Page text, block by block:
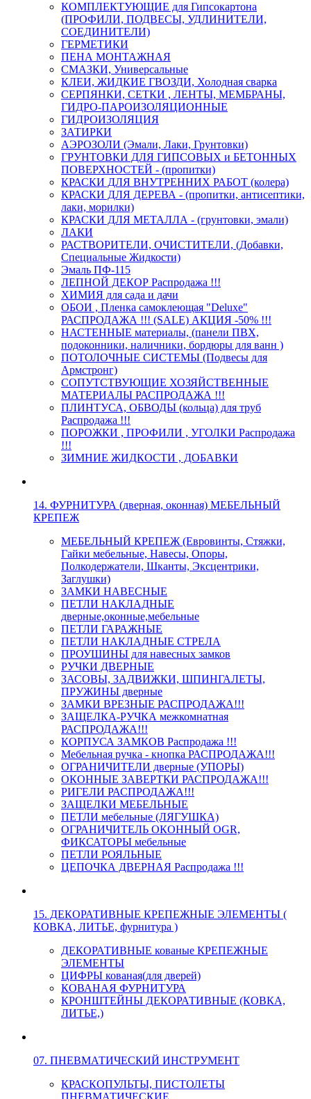
КОМПЛЕКТУЮЩИЕ для Гипсокартона
(ПРОФИЛИ, ПОДВЕСЫ, УДЛИНИТЕЛИ,
СОЕДИНИТЕЛИ)
ГЕРМЕТИКИ
ПЕНА МОНТАЖНАЯ
СМАЗКИ, Универсальные
КЛЕИ, ЖИДКИЕ ГВОЗДИ, Холодная сварка
СЕРПЯНКИ, СЕТКИ , ЛЕНТЫ, МЕМБРАНЫ,
ГИДРО-ПАРОИЗОЛЯЦИОННЫЕ
ГИДРОИЗОЛЯЦИЯ
ЗАТИРКИ
АЭРОЗОЛИ (Эмали, Лаки, Грунтовки)
ГРУНТОВКИ ДЛЯ ГИПСОВЫХ и БЕТОННЫХ
ПОВЕРХНОСТЕЙ - (пропитки)
КРАСКИ ДЛЯ ВНУТРЕННИХ РАБОТ (колера)
КРАСКИ ДЛЯ ДЕРЕВА - (пропитки, антисептики,
лаки, морилки)
КРАСКИ ДЛЯ МЕТАЛЛА - (грунтовки, эмали)
ЛАКИ
РАСТВОРИТЕЛИ, ОЧИСТИТЕЛИ, (Добавки,
Специальные Жидкости)
Эмаль ПФ-115
ЛЕПНОЙ ДЕКОР Распродажа !!!
ХИМИЯ для сада и дачи
ОБОИ , Пленка самоклеющая "Deluxe"
РАСПРОДАЖА !!! (SALE) АКЦИЯ -50% !!!
НАСТЕННЫЕ материалы, (панели ПВХ,
подоконники, наличники, бордюры для ванн )
ПОТОЛОЧНЫЕ СИСТЕМЫ (Подвесы для
Армстронг)
СОПУТСТВУЮЩИЕ ХОЗЯЙСТВЕННЫЕ
МАТЕРИАЛЫ РАСПРОДАЖА !!!
ПЛИНТУСА, ОБВОДЫ (кольца) для труб
Распродажа !!!
ПОРОЖКИ , ПРОФИЛИ , УГОЛКИ Распродажа
!!!
ЗИМНИЕ ЖИДКОСТИ , ДОБАВКИ
14. ФУРНИТУРА (дверная, оконная) МЕБЕЛЬНЫЙ
КРЕПЕЖ
МЕБЕЛЬНЫЙ КРЕПЕЖ (Евровинты, Стяжки,
Гайки мебельные, Навесы, Опоры,
Полкодержатели, Шканты, Эксцентрики,
Заглушки)
ЗАМКИ НАВЕСНЫЕ
ПЕТЛИ НАКЛАДНЫЕ
дверные,оконные,мебельные
ПЕТЛИ ГАРАЖНЫЕ
ПЕТЛИ НАКЛАДНЫЕ СТРЕЛА
ПРОУШИНЫ для навесных замков
РУЧКИ ДВЕРНЫЕ
ЗАСОВЫ, ЗАДВИЖКИ, ШПИНГАЛЕТЫ,
ПРУЖИНЫ дверные
ЗАМКИ ВРЕЗНЫЕ РАСПРОДАЖА!!!
ЗАЩЕЛКА-РУЧКА межкомнатная
РАСПРОДАЖА!!!
КОРПУСА ЗАМКОВ Распродажа !!!
Мебельная ручка - кнопка РАСПРОДАЖА!!!
ОГРАНИЧИТЕЛИ дверные (УПОРЫ)
ОКОННЫЕ ЗАВЕРТКИ РАСПРОДАЖА!!!
РИГЕЛИ РАСПРОДАЖА!!!
ЗАЩЕЛКИ МЕБЕЛЬНЫЕ
ПЕТЛИ мебельные (ЛЯГУШКА)
ОГРАНИЧИТЕЛЬ ОКОННЫЙ OGR,
ФИКСАТОРЫ мебельные
ПЕТЛИ РОЯЛЬНЫЕ
ЦЕПОЧКА ДВЕРНАЯ Распродажа !!!
15. ДЕКОРАТИВНЫЕ КРЕПЕЖНЫЕ ЭЛЕМЕНТЫ (
КОВКА, ЛИТЬЕ, фурнитура )
ДЕКОРАТИВНЫЕ кованые КРЕПЕЖНЫЕ
ЭЛЕМЕНТЫ
ЦИФРЫ кованая(для дверей)
КОВАНАЯ ФУРНИТУРА
КРОНШТЕЙНЫ ДЕКОРАТИВНЫЕ (КОВКА,
ЛИТЬЕ,)
07. ПНЕВМАТИЧЕСКИЙ ИНСТРУМЕНТ
КРАСКОПУЛЬТЫ, ПИСТОЛЕТЫ
ПНЕВМАТИЧЕСКИЕ